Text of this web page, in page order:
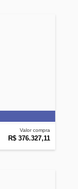
Valor compra
R$ 376.327,11